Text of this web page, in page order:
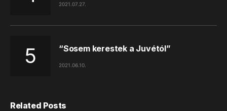
2021.07.27.
“Sosem kerestek a Juvétól”
2021.06.10.
Related Posts